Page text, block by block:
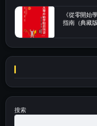
《從零開始
指南（典藏
搜索